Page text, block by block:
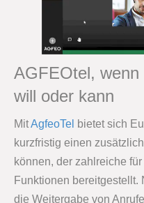
AGFEOtel,
will oder kann
MitAgfeoTel bietet sich
kurzfristig einen
können, der zahlreiche
Funktionen bereitgestellt.
die Weitergabe von